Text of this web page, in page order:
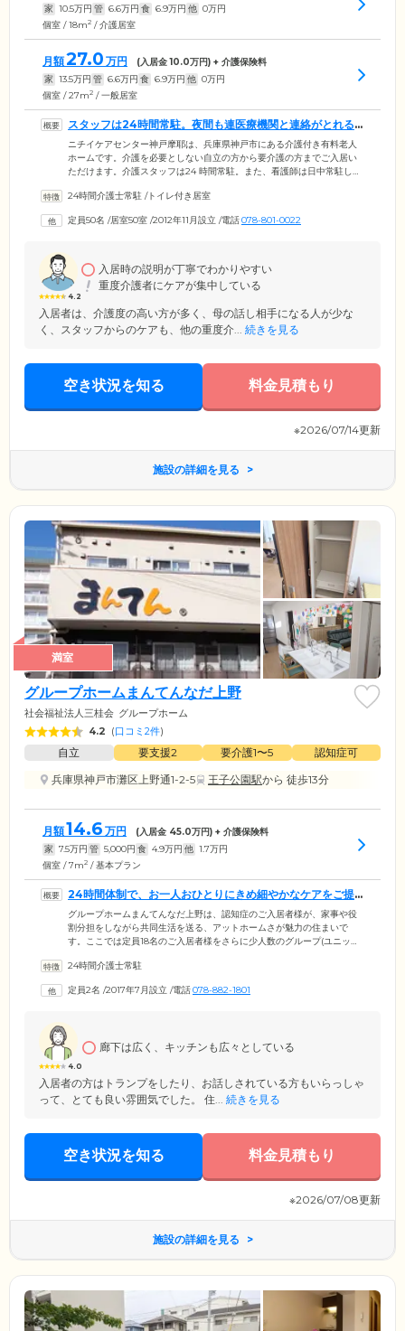
家 10.5万円 管 6.6万円 食 6.9万円 他 0万円
個室 / 18m2 / 介護居室
月額27.0 万円 (入居金10.0万円) + 介護保険料
家 13.5万円 管 6.6万円 食 6.9万円 他 0万円
個室 / 27m2 / 一般居室
スタッフは24時間常駐。夜間も連医療機関と連絡がとれる
体制です
ニチイケアセンター神戸摩耶は、兵庫県神戸市にある介護付き有料老人
ホームです。介護を必要としない自立の方から要介護の方までご入居い
ただけます。介護スタッフは24 時間常駐。また、看護師は日中常駐し、
内を巡回し、ご入居者様の安否を確認。さらに協力医療機関と連携し、
ています。ほかにも診察が必要な場合は、協力医療機関であればスタッ
24時間介護士常駐 /トイレ付き居室
定員50名 /居室50室 /2012年11月設立 /電話078-801-0022
4.2
入居時の説明が丁寧でわかりやすい
重度介護者にケアが集中している
入居者は、介護度の高い方が多く、母の話し相手になる人が少な
く、スタッフからのケアも、他の重度介... 続きを見る
空き状況を知る 料金見積もり
※2026/07/14更新
施設の詳細を見る
満室
グループホームまんてんなだ上野
社会福祉法人三桂会 グループホーム
4.2 (口コミ2件)
自立 要支援2 要介護1〜5
認知症可
兵庫県神戸市灘区上野通1-2-5
王子公園駅から 徒歩13分
月額14.6 万円 (入居金 45.0万円) + 介護保険料
家 7.5万円 管 5,000円 食 4.9万円 他 1.7万円
個室 / 7m2 / 基本プラン
24時間体制で、お一人おひとりにきめ細やかなケアをご提
供いたします
グループホームまんてんなだ上野は、認知症のご入居者様が、家事や役
割分担をしながら共同生活を送る、アットホームさが魅力の住まいで
す。ここでは定員18名のご入居者様をさらに少人数のグループ(ユニット)
いつも同じ職員が認知症のみなさまに寄り添うことで、ご入居者様とス
かで行う、きめ細やかな介護ケアを可能にしています。ご入居のみなさ
24時間介護士常駐
定員2名 /2017年7月設立 /電話078-882-1801
4.0
廊下は広く、キッチンも広々としている
入居者の方はトランプをしたり、お話しされている方もいらっしゃ
って、とても良い雰囲気でした。 住... 続きを見る
空き状況を知る 料金見積もり
※2026/07/08更新
施設の詳細を見る